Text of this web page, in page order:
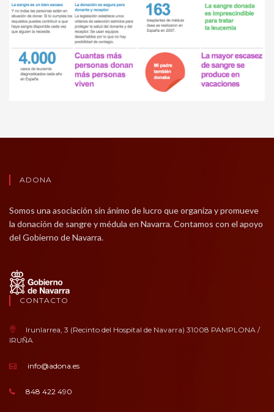
ADONA
Somos una asociación sin ánimo de lucro que organiza y promueve
la donación de sangre y médula en Navarra. Contamos con el apoyo
del Gobierno de Navarra.
CONTACTO
Irunlarrea, 3 (Recinto del Hospital de Navarra) 31008 PAMPLONA /
IRUÑA
info@adona.es
848 422 490